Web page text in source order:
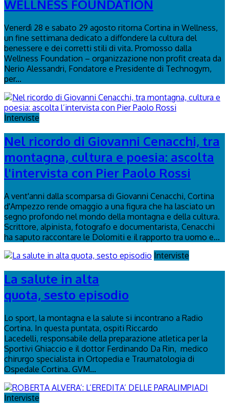
WELLNESS FOUNDATION
Venerdì 28 e sabato 29 agosto ritorna Cortina in Wellness,
un fine settimana dedicato a diffondere la cultura del
benessere e dei corretti stili di vita. Promosso dalla
Wellness Foundation – organizzazione non profit creata da
Nerio Alessandri, Fondatore e Presidente di Technogym,
per...
Interviste
Nel ricordo di Giovanni Cenacchi, tra
montagna, cultura e poesia: ascolta
l'intervista con Pier Paolo Rossi
A vent'anni dalla scomparsa di Giovanni Cenacchi, Cortina
d'Ampezzo rende omaggio a una figura che ha lasciato un
segno profondo nel mondo della montagna e della cultura.
Scrittore, alpinista, fotografo e documentarista, Cenacchi
ha saputo raccontare le Dolomiti e il rapporto tra uomo e...
Interviste
La salute in alta
quota, sesto episodio
Lo sport, la montagna e la salute si incontrano a Radio
Cortina. In questa puntata, ospiti Riccardo
Lacedelli, responsabile della preparazione atletica per la
Sportivi Ghiaccio e il dottor Ferdinando Da Rin, medico
chirurgo specialista in Ortopedia e Traumatologia di
Ospedale Cortina. GVM...
Interviste